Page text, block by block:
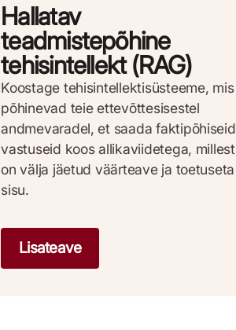
Hallatav
teadmistepõhine
tehisintellekt (RAG)
Koostage tehisintellektisüsteeme, mis
põhinevad teie ettevõttesisestel
andmevaradel, et saada faktipõhiseid
vastuseid koos allikaviidetega, millest
on välja jäetud väärteave ja toetuseta
sisu.
Lisateave